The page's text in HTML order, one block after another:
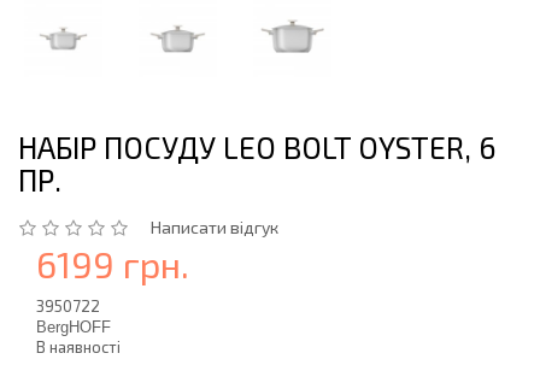
НАБІР ПОСУДУ LEO BOLT OYSTER, 6
ПР.
Написати відгук
6199 грн.
3950722
BergHOFF
В наявності